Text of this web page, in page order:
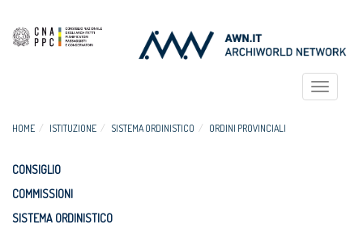
Toggle
HOME ISTITUZIONE SISTEMA ORDINISTICO ORDINI PROVINCIALI
CONSIGLIO
COMMISSIONI
SISTEMA ORDINISTICO